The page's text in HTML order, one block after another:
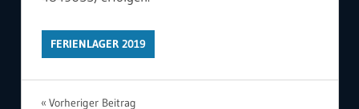
FERIENLAGER 2019
Vorheriger Beitrag